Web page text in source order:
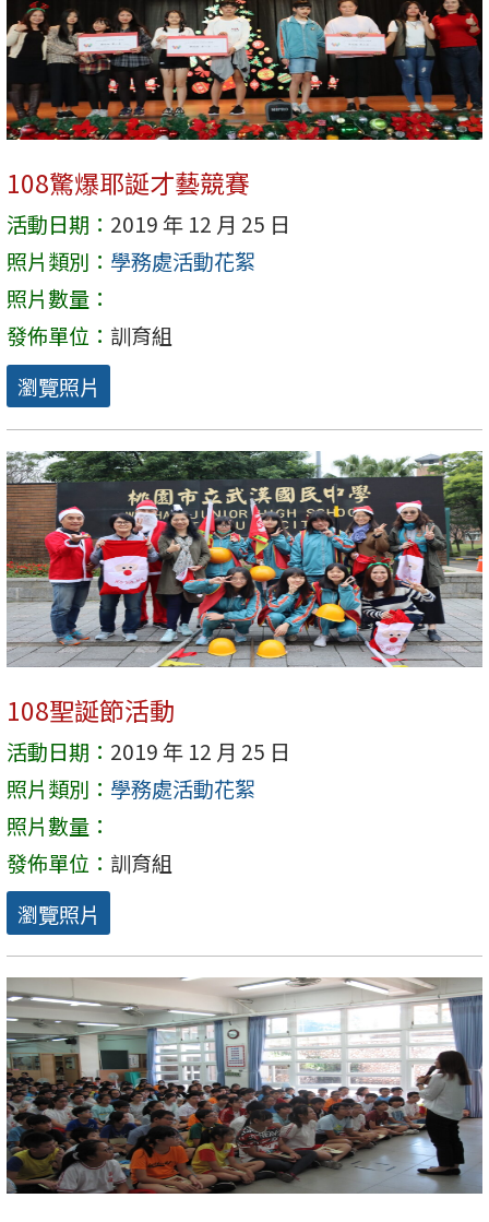
108驚爆耶誕才藝競賽
活動日期： 2019 年 12 月 25 日
照片類別： 學務處活動花絮
照片數量：
發佈單位： 訓育組
瀏覽照片
108聖誕節活動
活動日期： 2019 年 12 月 25 日
照片類別： 學務處活動花絮
照片數量：
發佈單位： 訓育組
瀏覽照片